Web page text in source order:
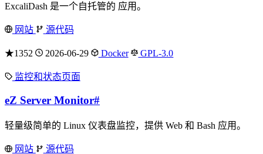
ExcaliDash 是一个自托管的 应用。
网站 源代码
★1352 2026-06-29 Docker GPL-3.0
监控和状态页面
eZ Server Monitor#
轻量级简单的 Linux 仪表盘监控，提供 Web 和 Bash 应用。
网站 源代码